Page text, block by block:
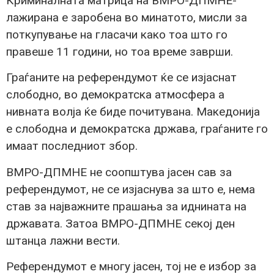
лажирана е заробена во минатото, мисли за
поткупување на гласачи како тоа што го
правеше 11 години, но тоа време заврши.
Граѓаните на референдумот ќе се изјаснат
слободно, во демократска атмосфера а
нивната волја ќе биде почитувана. Македонија
е слободна и демократска држава, граѓаните го
имаат последниот збор.
ВМРО-ДПМНЕ не соопштува јасен сав за
референдумот, не се изјаснува за што е, нема
став за најважните прашања за иднината на
државата. Затоа ВМРО-ДПМНЕ секој ден
штанца лажни вести.
Референдумот е многу јасен, тој не е избор за